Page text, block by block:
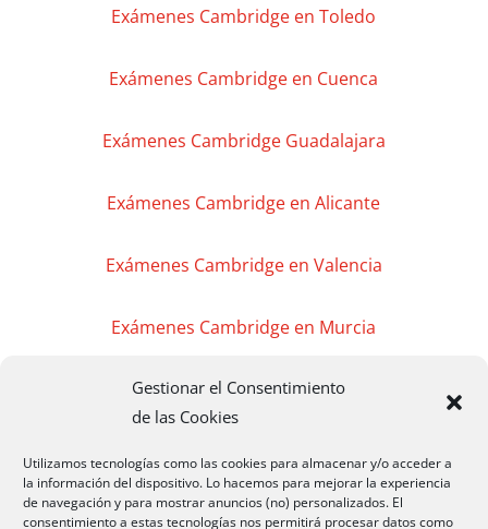
Gestionar el Consentimiento
de las Cookies
Utilizamos tecnologías como las cookies para almacenar y/o acceder a
la información del dispositivo. Lo hacemos para mejorar la experiencia
de navegación y para mostrar anuncios (no) personalizados. El
consentimiento a estas tecnologías nos permitirá procesar datos como
Exámenes Cambridge en Toledo
Exámenes Cambridge en Cuenca
Exámenes Cambridge Guadalajara
Exámenes Cambridge en Alicante
Exámenes Cambridge en Valencia
Exámenes Cambridge en Murcia
Exámenes Cambridge en Madrid
Exámenes Cambridge Cáceres